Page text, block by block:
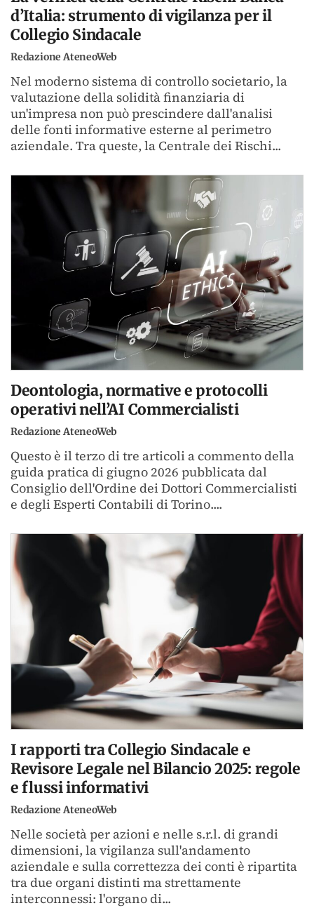
d’Italia: strumento di vigilanza per il
Collegio Sindacale
Redazione AteneoWeb
Nel moderno sistema di controllo societario, la
valutazione della solidità finanziaria di
un'impresa non può prescindere dall'analisi
delle fonti informative esterne al perimetro
aziendale. Tra queste, la Centrale dei Rischi...
Deontologia, normative e protocolli
operativi nell’AI Commercialisti
Redazione AteneoWeb
Questo è il terzo di tre articoli a commento della
guida pratica di giugno 2026 pubblicata dal
Consiglio dell'Ordine dei Dottori Commercialisti
e degli Esperti Contabili di Torino....
I rapporti tra Collegio Sindacale e
Revisore Legale nel Bilancio 2025: regole
e flussi informativi
Redazione AteneoWeb
Nelle società per azioni e nelle s.r.l. di grandi
dimensioni, la vigilanza sull'andamento
aziendale e sulla correttezza dei conti è ripartita
tra due organi distinti ma strettamente
interconnessi: l'organo di...